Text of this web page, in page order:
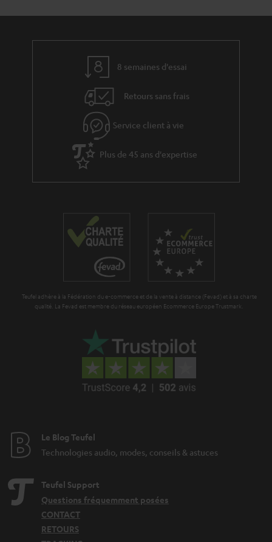
simplicité. Parmi ces solutions nous comptons par exemple les home
cinéma à son surround virtuel ou les ensembles dont les enceintes
Ensembles Dolby Surround avec Câbles
La transmission la plus sûre et la plus stable demeure la transmission filaire.
Une fois les branchements faits, plus rien ne peut venir déranger vos
séances d’écoute ou de visionnage en qualité Dolby Surround. Vous
pouvez cependant également opter pour un ensemble Dolby Surround
partiellement filaire, connecté à l’avant par câble et à l’arrière sans fil.
Dolby Atmos – la revolution commence
L’offensive du son Streaming: Dolby Atmos avec Netflix, Amazon
Prime et maxdome
DTS-HD Master Audio – le pouvoir audio sur CD Blu-ray
Le Cinesystem Pro est un ensemble complet 4.1 au véritable son surround
fil. Huit haut-parleurs dont six haut de gamme ainsi qu’un haut-parleur
central virtuel assurent des dialogues limpides et un retour des musiques à
la hauteur du son Teufel.
De nombreuses possibilités de streaming via Bluetooth 4.0 avec apt-X®,
Spotify Connect ou encore Google Chromecast built-in et de nombreux
autres services de musique, au profit d’un ensemble home cinéma
Cinesystem Trios
Trios 5.1-Set L propose tout ce qu’un home cinéma peut offrir. Il vient
accompagné d’un caisson de basses plat sans fil, pouvant être aisément
dissimulé sous le canapé ou fixé au mur. Les haut-parleurs arrière se
parleur centralpermettant une grande clarté des dialogues. L’ensemble
8 semaines d'essai
Retours sans frais
Service client à vie
Plus de 45 ans d'expertise
Teufel adhère à la Fédération du e-commerce et de la vente à distance (Fevad) et à sa charte
qualité. La Fevad est membre du réseau européen Ecommerce Europe Trustmark.
Le Blog Teufel
Technologies audio, modes, conseils & astuces
Teufel Support
Questions fréquemment posées
CONTACT
RETOURS